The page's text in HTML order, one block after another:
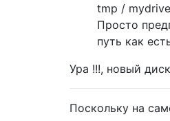
tmp /
Просто
путь как
Ура !!!, новый
Поскольку на